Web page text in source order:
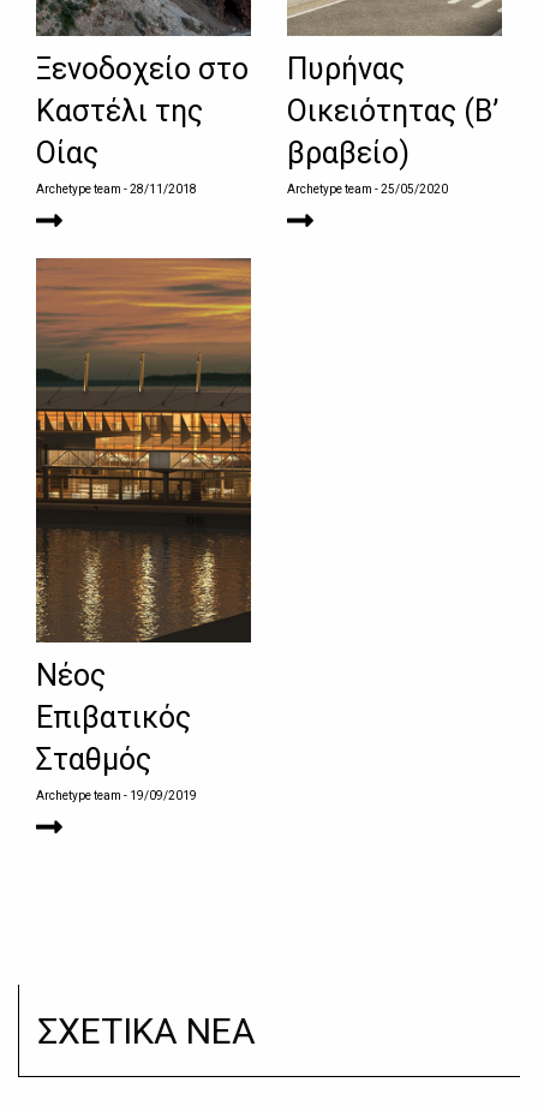
Ξενοδοχείο στο
Καστέλι της
Οίας
Archetype team - 28/11/2018
Πυρήνας
Οικειότητας (Β’
βραβείο)
Archetype team - 25/05/2020
Νέος
Επιβατικός
Σταθμός
Archetype team - 19/09/2019
ΣΧΕΤΙΚΑ ΝΕΑ